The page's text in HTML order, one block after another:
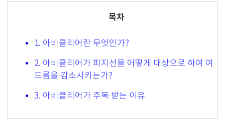
목차
1. 아비클리어란 무엇인가?
2. 아비클리어가 피지선을 어떻게 대상으로 하여 여
드름을 감소시키는가?
3. 아비클리어가 주목 받는 이유